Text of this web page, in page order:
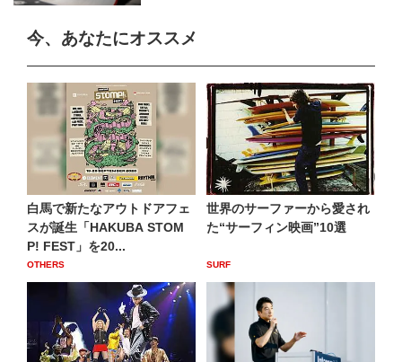
今、あなたにオススメ
白馬で新たなアウトドアフェ
スが誕生「HAKUBA STOM
P! FEST」を20...
OTHERS
世界のサーファーから愛され
た“サーフィン映画”10選
SURF